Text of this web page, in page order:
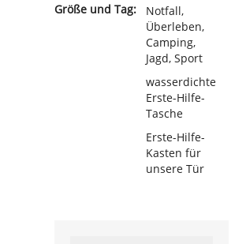
Größe und Tag:
Notfall,
Überleben,
Camping,
Jagd, Sport
wasserdichte
Erste-Hilfe-
Tasche
Erste-Hilfe-
Kasten für
unsere Tür